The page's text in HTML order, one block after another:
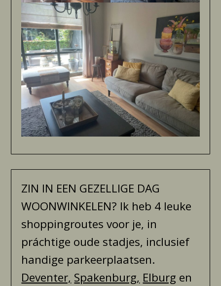
ZIN IN EEN GEZELLIGE DAG
WOONWINKELEN? Ik heb 4 leuke
shoppingroutes voor je, in
práchtige oude stadjes, inclusief
handige parkeerplaatsen.
Deventer, Spakenburg, Elburg en